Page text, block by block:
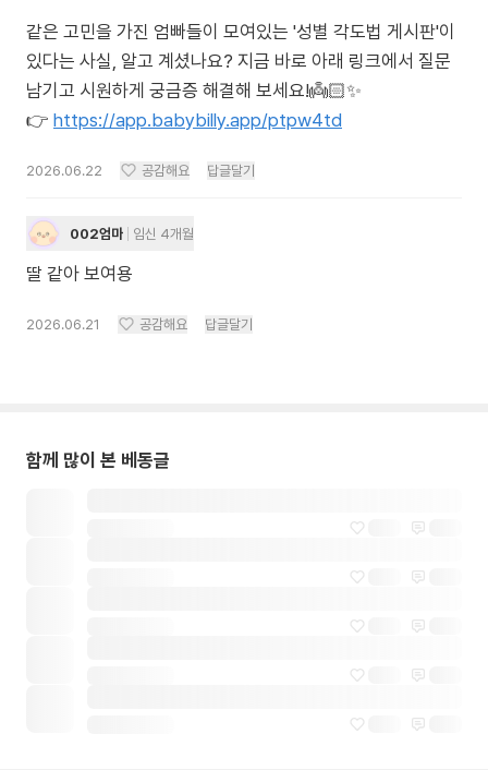
같은 고민을 가진 엄빠들이 모여있는 '성별 각도법 게시판'이
있다는 사실, 알고 계셨나요? 지금 바로 아래 링크에서 질문
남기고 시원하게 궁금증 해결해 보세요!👼🏻✨
👉 https://app.babybilly.app/ptpw4td
2026.06.22 공감해요 답글달기
002엄마 임신 4개월
딸 같아 보여용
2026.06.21 공감해요 답글달기
함께 많이 본 베동글